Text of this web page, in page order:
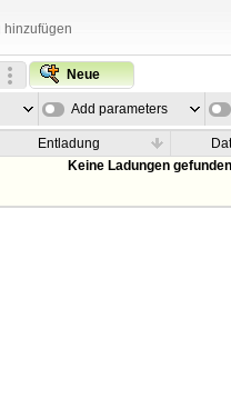
hinzufügen
Neue
Add parameters
Entladung
Keine Ladungen